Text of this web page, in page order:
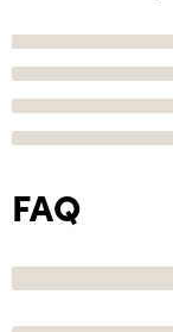
FAQ